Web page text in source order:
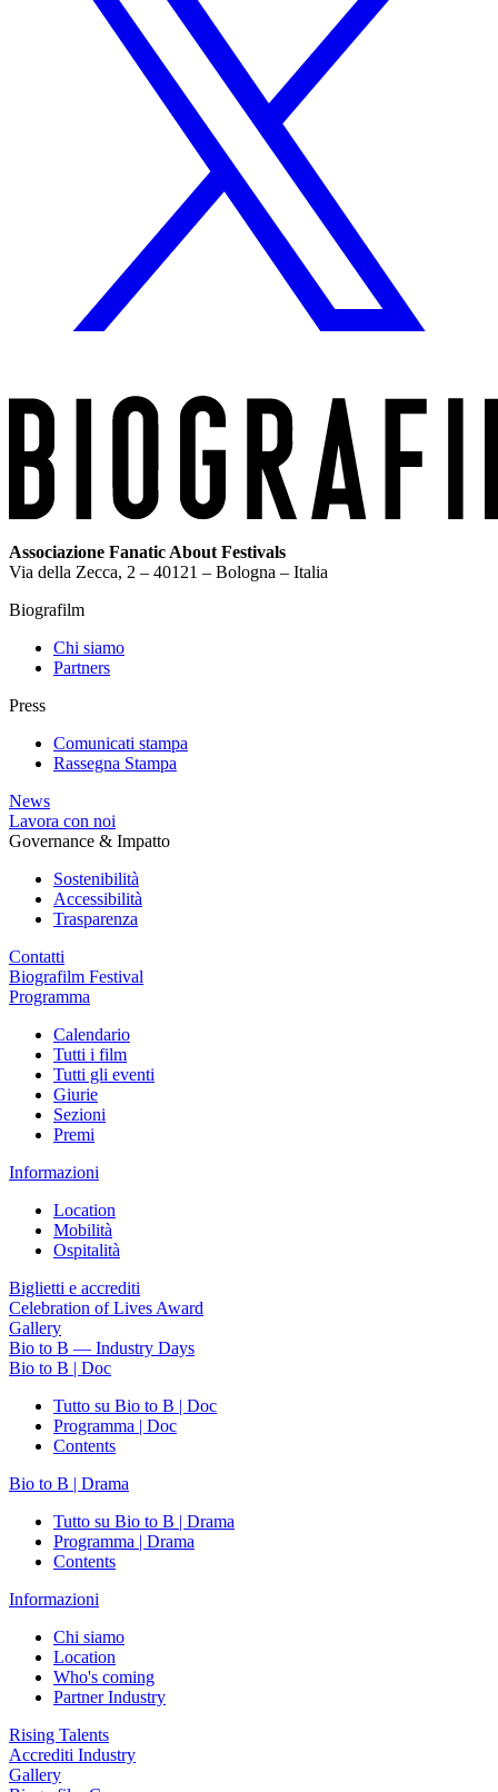
Associazione Fanatic About Festivals
Via della Zecca, 2 – 40121 – Bologna – Italia
Biografilm
Chi siamo
Partners
Press
Comunicati stampa
Rassegna Stampa
News
Lavora con noi
Governance & Impatto
Sostenibilità
Accessibilità
Trasparenza
Contatti
Biografilm Festival
Programma
Calendario
Tutti i film
Tutti gli eventi
Giurie
Sezioni
Premi
Informazioni
Location
Mobilità
Ospitalità
Biglietti e accrediti
Celebration of Lives Award
Gallery
Bio to B — Industry Days
Bio to B | Doc
Tutto su Bio to B | Doc
Programma | Doc
Contents
Bio to B | Drama
Tutto su Bio to B | Drama
Programma | Drama
Contents
Informazioni
Chi siamo
Location
Who's coming
Partner Industry
Rising Talents
Accrediti Industry
Gallery